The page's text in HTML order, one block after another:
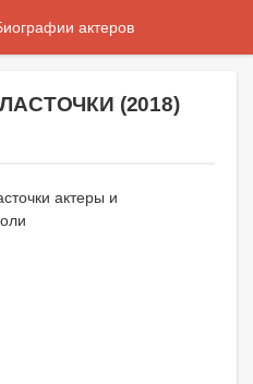
(2018)